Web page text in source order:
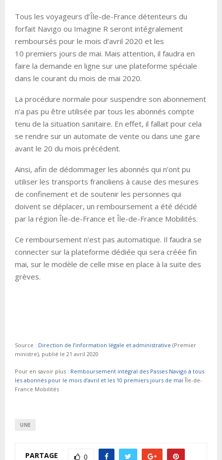
Tous les voyageurs d’Île-de-France détenteurs du
forfait Navigo ou Imagine R seront intégralement
remboursés pour le mois d’avril 2020 et les
10 premiers jours de mai. Mais attention, il faudra en
faire la demande en ligne sur une plateforme spéciale
dans le courant du mois de mai 2020.
La procédure normale pour suspendre son abonnement
n’a pas pu être utilisée par tous les abonnés compte
tenu de la situation sanitaire. En effet, il fallait pour cela
se rendre sur un automate de vente ou dans une gare
avant le 20 du mois précédent.
Ainsi, afin de dédommager les abonnés qui n’ont pu
utiliser les transports franciliens à cause des mesures
de confinement et de soutenir les personnes qui
doivent se déplacer, un remboursement a été décidé
par la région Île-de-France et Île-de-France Mobilités.
Ce remboursement n’est pas automatique. Il faudra se
connecter sur la plateforme dédiée qui sera créée fin
mai, sur le modèle de celle mise en place à la suite des
grèves.
Source : Direction de l’information légale et administrative (Premier
ministre), publié le 21 avril 2020
Pour en savoir plus : Remboursement intégral des Passes Navigo à tous
les abonnés pour le mois d’avril et les 10 premiers jours de mai Île-de-
France Mobilités
UNE
PARTAGE 0